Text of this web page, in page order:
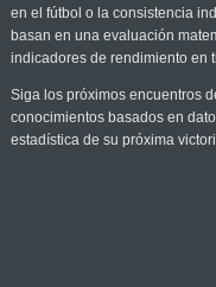
en el fútbol o la consistencia
basan en una evaluación
indicadores de rendimiento en
Siga los próximos encuentros
conocimientos basados en
estadística de su próxima